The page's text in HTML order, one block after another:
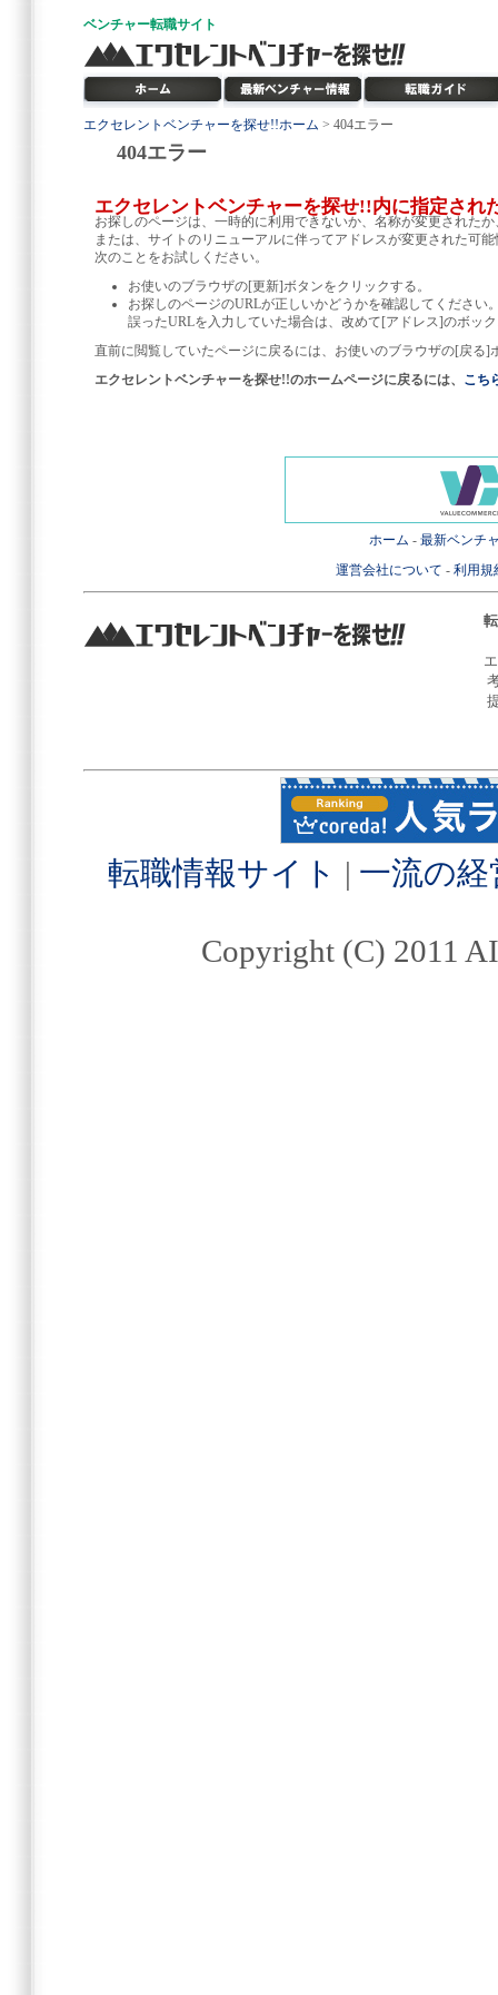
ベンチャー転職サイト
エクセレントベンチャーを探せ!!ホーム > 404エラー
404エラー
エクセレントベンチャーを探せ!!内に指定され
お探しのページは、一時的に利用できないか、名称が変更された
または、サイトのリニューアルに伴ってアドレスが変更された可
次のことをお試しください。
お使いのブラウザの[更新]ボタンをクリックする。
お探しのページのURLが正しいかどうかを確認してください
誤ったURLを入力していた場合は、改めて[アドレス]のボッ
直前に閲覧していたページに戻るには、お使いのブラウザの[戻る]
エクセレントベンチャーを探せ!!のホームページに戻るには、 こち
ホーム - 最新ベンチ
運営会社について - 利用規
転職情報サイト | 一流の
Copyright (C) 2011